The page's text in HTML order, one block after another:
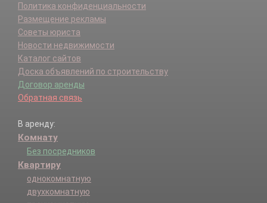
Политика конфиденциальности
Размещение рекламы
Советы юриста
Новости недвижимости
Каталог сайтов
Доска объявлений по строительству
Договор аренды
Обратная связь
В аренду:
Комнату
Без посредников
Квартиру
однокомнатную
двухкомнатную